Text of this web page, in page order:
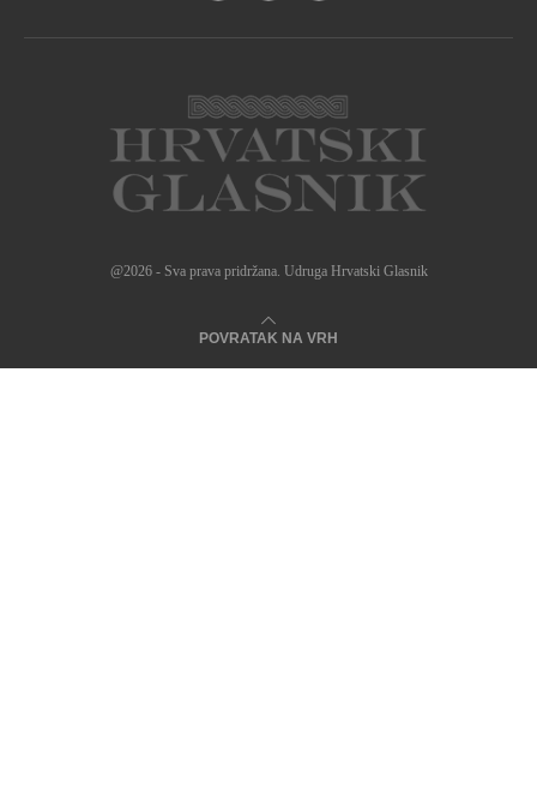
@2026 - Sva prava pridržana. Udruga Hrvatski Glasnik
POVRATAK NA VRH